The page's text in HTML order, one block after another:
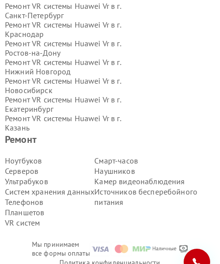
Мы принимаем
все формы оплаты
Ремонт
Ноутбуков
Серверов
Ультрабуков
Систем хранения данных
Телефонов
Планшетов
VR систем
Смарт-часов
Наушников
Камер видеонаблюдения
Источников бесперебойного
питания
Ремонт VR системы Huawei Vr в г.
Санкт-Петербург
Ремонт VR системы Huawei Vr в г.
Краснодар
Ремонт VR системы Huawei Vr в г.
Ростов-на-Дону
Ремонт VR системы Huawei Vr в г.
Нижний Новгород
Ремонт VR системы Huawei Vr в г.
Новосибирск
Ремонт VR системы Huawei Vr в г.
Екатеринбург
Ремонт VR системы Huawei Vr в г.
Казань
Ремонт VR системы Huawei Vr в г.
Воронеж
Ремонт VR системы Huawei Vr в г.
Волгоград
Ремонт VR системы Huawei Vr в г.
Самара
Ремонт VR системы Huawei Vr в г.
Пермь
Ремонт VR системы Huawei Vr в г.
Красноярск
Ремонт VR системы Huawei Vr в г.
Челябинск